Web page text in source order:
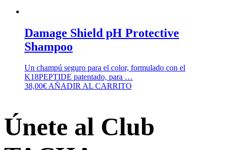
Damage Shield pH Protective
Shampoo
Un champú seguro para el color, formulado con el
K18PEPTIDE patentado, para …
38,00€AÑADIR AL CARRITO
Únete al Club